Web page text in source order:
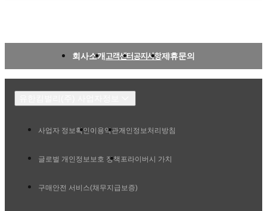
회사소개 고객센터공지사항제휴문의
사업자 정보확인 이용약관개인정보처리방침
글로벌 개인정보보호 정책 프라이버시 가치
구매안전 서비스(채무지급보증)